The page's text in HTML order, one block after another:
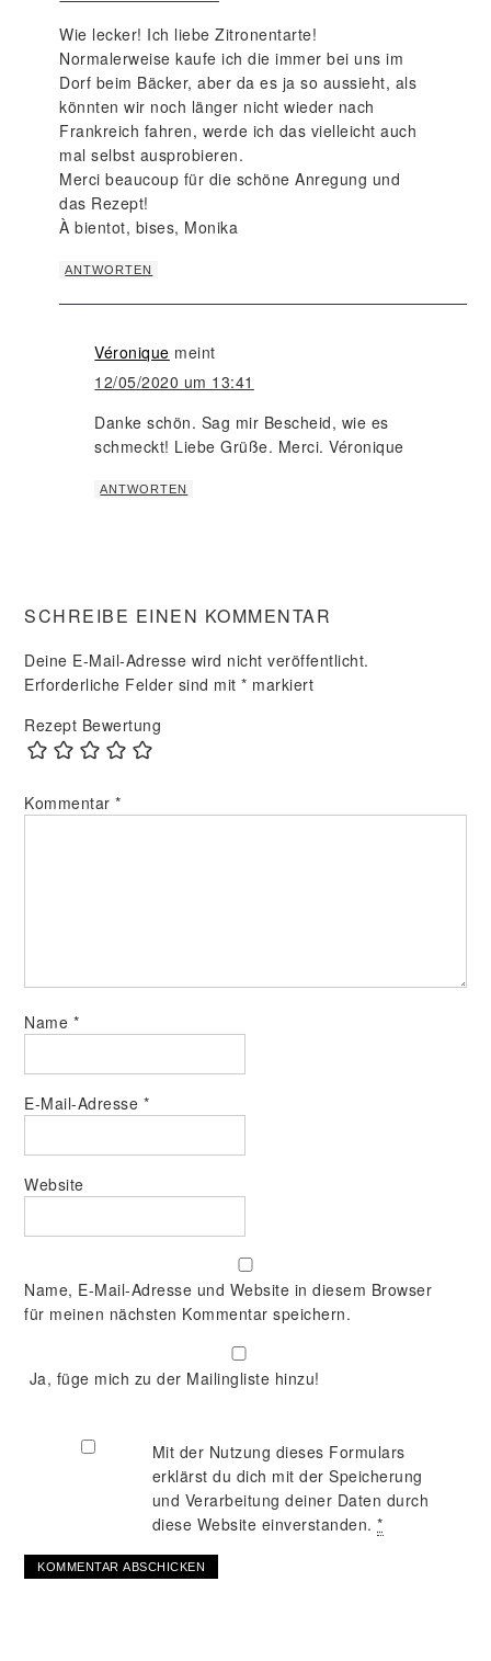
Wie lecker! Ich liebe Zitronentarte!
Normalerweise kaufe ich die immer bei uns im
Dorf beim Bäcker, aber da es ja so aussieht, als
könnten wir noch länger nicht wieder nach
Frankreich fahren, werde ich das vielleicht auch
mal selbst ausprobieren.
Merci beaucoup für die schöne Anregung und
das Rezept!
À bientot, bises, Monika
ANTWORTEN
Véronique meint
12/05/2020 um 13:41
Danke schön. Sag mir Bescheid, wie es
schmeckt! Liebe Grüße. Merci. Véronique
ANTWORTEN
SCHREIBE EINEN KOMMENTAR
Deine E-Mail-Adresse wird nicht veröffentlicht.
Erforderliche Felder sind mit* markiert
Rezept Bewertung
Kommentar*
Name *
E-Mail-Adresse *
Website
Name, E-Mail-Adresse und Website in diesem Browser
für meinen nächsten Kommentar speichern.
Ja, füge mich zu der Mailingliste hinzu!
Mit der Nutzung dieses Formulars
erklärst du dich mit der Speicherung
und Verarbeitung deiner Daten durch
diese Website einverstanden.*